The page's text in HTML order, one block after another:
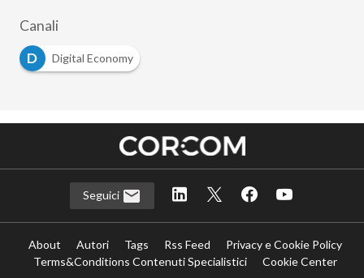
Canali
D
Digital Economy
Seguici
About Autori Tags Rss Feed
Privacy e Cookie Policy
Terms&Conditions Contenuti Specialistici
Cookie Center